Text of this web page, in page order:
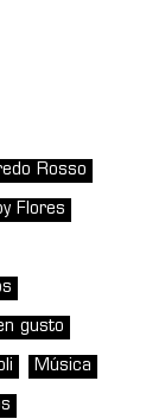
Rosso
Flores
gusto
Música